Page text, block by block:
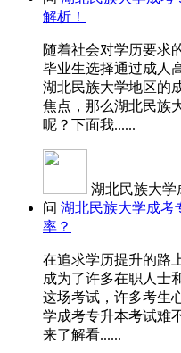
解析！
随着社会对学历要求
毕业生选择通过成人
湖北民族大学地区的
焦点，那么湖北民族
呢？下面我......
湖北民族大学
问 湖北民族大学成考
率？
在追求学历提升的路
成为了许多在职人士
这场考试，许多考生
学成考专升本考试难
来了解看......